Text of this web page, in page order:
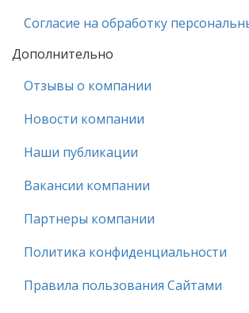
Согласие на обработку
Дополнительно
Отзывы о компании
Новости компании
Наши публикации
Вакансии компании
Партнеры компании
Политика конфиденциальности
Правила пользования Сайтами